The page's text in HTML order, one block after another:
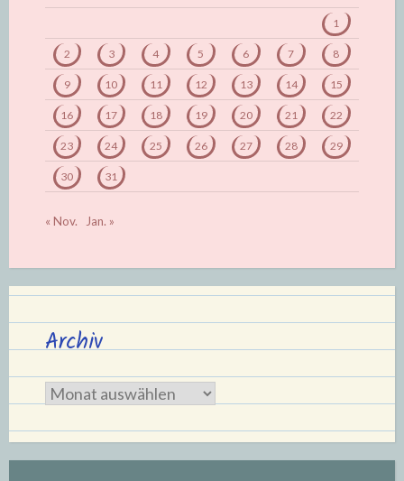
1
2 3 4 5 6 7 8
9 10 11 12 13 14 15
16 17 18 19 20 21 22
23 24 25 26 27 28 29
30 31
« Nov. Jan. »
Archiv
Archiv